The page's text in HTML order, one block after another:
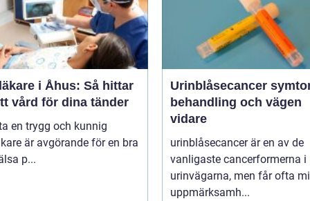
i Åhus: Så hittar
vård för dina tänder
en trygg och kunnig
är avgörande för en bra
p...
Urinblåsecancer symtom,
behandling och vägen
vidare
urinblåsecancer är en av de
vanligaste cancerformerna i
urinvägarna, men får ofta
uppmärksamh...